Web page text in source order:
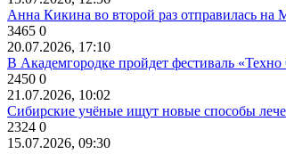
Анна Кикина во второй раз отправилась на
3465 0
20.07.2026, 17:10
В Академгородке пройдет фестиваль
2450 0
21.07.2026, 10:02
Сибирские учёные ищут новые способы
2324 0
15.07.2026, 09:30